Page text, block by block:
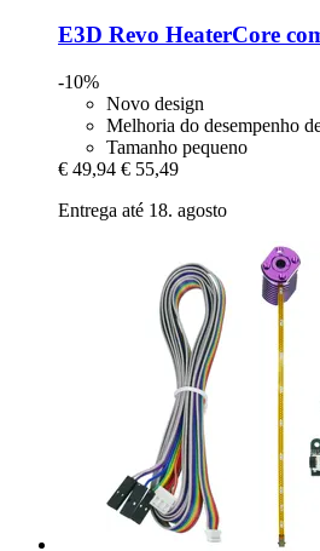
E3D Revo HeaterCore
-10%
Novo design
Melhoria do desempenho
Tamanho pequeno
€ 49,94 € 55,49
Entrega até 18. agosto